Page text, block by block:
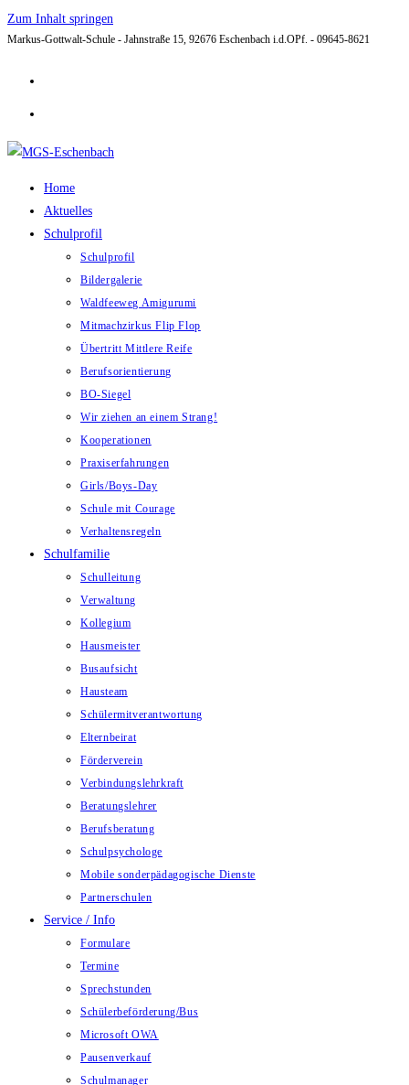
Zum Inhalt springen
Markus-Gottwalt-Schule - Jahnstraße 15, 92676 Eschenbach i.d.OPf. - 09645-8621
Home
Aktuelles
Schulprofil
Schulprofil
Bildergalerie
Waldfeeweg Amigurumi
Mitmachzirkus Flip Flop
Übertritt Mittlere Reife
Berufsorientierung
BO-Siegel
Wir ziehen an einem Strang!
Kooperationen
Praxiserfahrungen
Girls/Boys-Day
Schule mit Courage
Verhaltensregeln
Schulfamilie
Schulleitung
Verwaltung
Kollegium
Hausmeister
Busaufsicht
Hausteam
Schülermitverantwortung
Elternbeirat
Förderverein
Verbindungslehrkraft
Beratungslehrer
Berufsberatung
Schulpsychologe
Mobile sonderpädagogische Dienste
Partnerschulen
Service / Info
Formulare
Termine
Sprechstunden
Schülerbeförderung/Bus
Microsoft OWA
Pausenverkauf
Schulmanager